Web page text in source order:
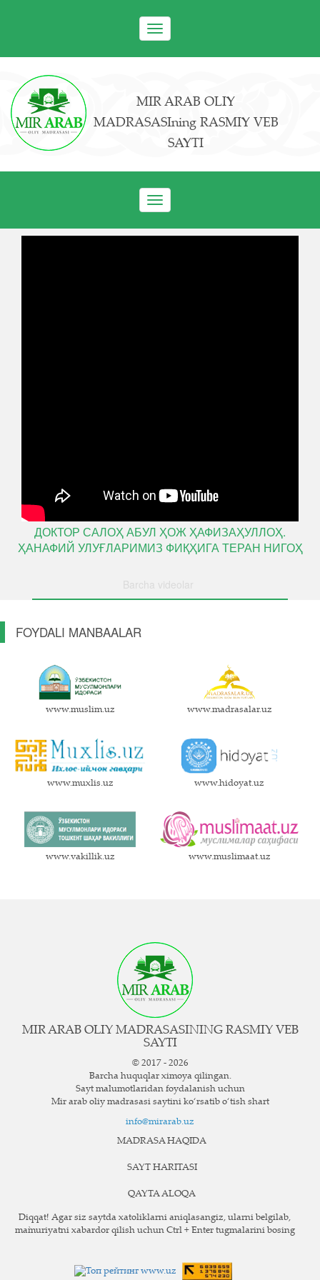
Toggle
navigation
MIR ARAB OLIY
MADRASASIning RASMIY VEB
SAYTI
Toggle
navigation
ДОКТОР САЛОҲ АБУЛ ҲОЖ ҲАФИЗАҲУЛЛОҲ.
ҲАНАФИЙ УЛУҒЛАРИМИЗ ФИҚҲИГА ТЕРАН НИГОҲ
Barcha videolar
FOYDALI MANBAALAR
www.muslim.uz www.madrasalar.uz
www.muxlis.uz www.hidoyat.uz
www.vakillik.uz www.muslimaat.uz
MIR ARAB OLIY MADRASASINING RASMIY VEB
SAYTI
© 2017 - 2026
Barcha huquqlar ximoya qilingan.
Sayt ma`lumotlaridan foydalanish uchun
Mir arab oliy madrasasi saytini ko‘rsatib o‘tish shart
info@mirarab.uz
MADRASA HAQIDA
SAYT HARITASI
QAYTA ALOQA
Diqqat! Agar siz saytda xatoliklarni aniqlasangiz, ularni belgilab,
ma`muriyatni xabardor qilish uchun Ctrl + Enter tugmalarini bosing